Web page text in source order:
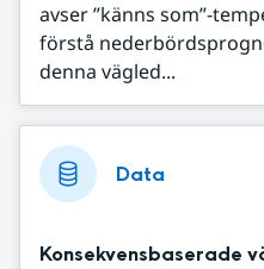
avser ”känns som”-
förstå
denna vägled...
Data
Konsekvensbaserade